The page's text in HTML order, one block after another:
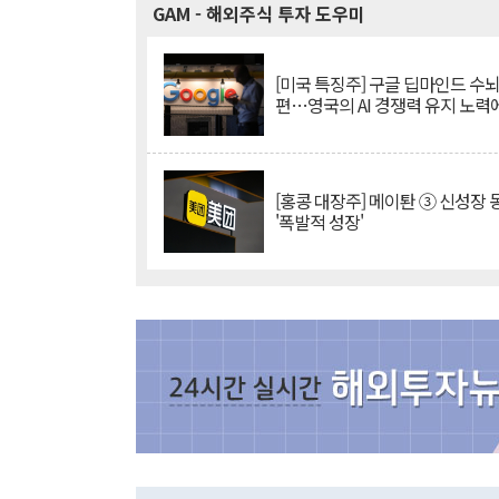
GAM - 해외주식 투자 도우미
[미국 특징주] 구글 딥마인드 수
편…영국의 AI 경쟁력 유지 노력
[홍콩 대장주] 메이퇀 ③ 신성장
'폭발적 성장'